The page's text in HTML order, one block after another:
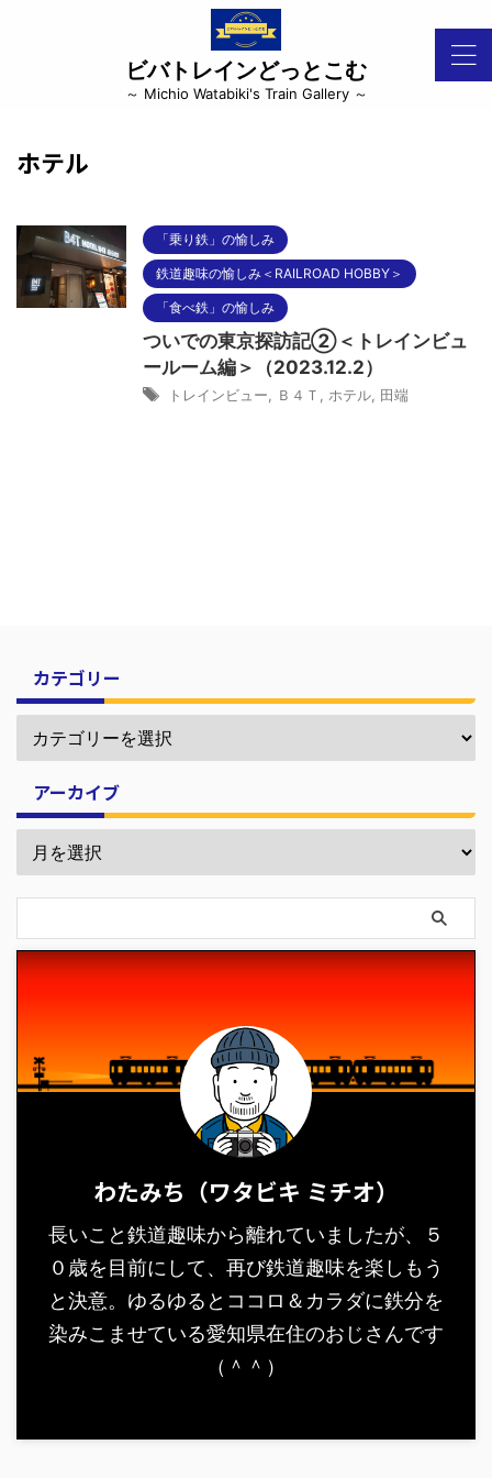
ビバトレインどっとこむ
～ Michio Watabiki's Train Gallery ～
ホテル
「乗り鉄」の愉しみ
鉄道趣味の愉しみ＜RAILROAD HOBBY＞
「食べ鉄」の愉しみ
ついでの東京探訪記②＜トレインビュ
ールーム編＞（2023.12.2）
トレインビュー Ｂ４Ｔ ホテル 田端
カテゴリー
アーカイブ
わたみち（ワタビキ ミチオ）
長いこと鉄道趣味から離れていましたが、５
０歳を目前にして、再び鉄道趣味を楽しもう
と決意。ゆるゆるとココロ＆カラダに鉄分を
染みこませている愛知県在住のおじさんです
（＾＾）